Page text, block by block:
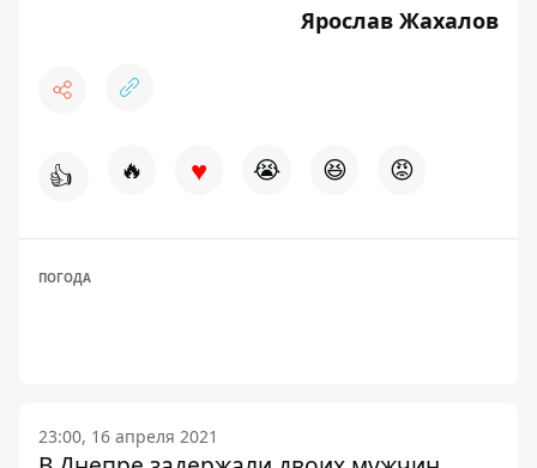
Ярослав Жахалов
👍 🔥 ♥ 😭 😆 😡
ПОГОДА
23:00, 16 апреля 2021